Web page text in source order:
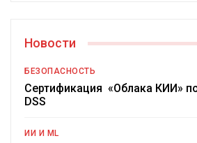
Новости
БЕЗОПАСНОСТЬ
Сертификация «Облака КИИ»
DSS
ИИ И ML